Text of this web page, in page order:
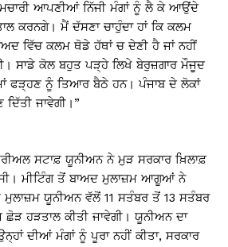
ਆਪਣੀਆਂ ਨਿੱਜੀ ਮੰਗਾਂ ਨੂੰ ਲੈ ਕੇ ਆਉਂਦੇ
ਕਰਨਗੇ। ਮੈਂ ਦੱਸਣਾ ਚਾਹੁੰਦਾ ਹਾਂ ਕਿ ਕਲਮ
ਵਿੱਚ ਕਲਮ ਥੋਡੇ ਹੱਥਾਂ ਚ ਦੇਣੀ ਹੈ ਜਾਂ ਨਹੀਂ
ਸਾਡੇ ਕੋਲ ਬਹੁਤ ਪੜ੍ਹੇ ਲਿਖੇ ਬੇਰੁਜ਼ਗਾਰ ਮੌਜੂਦ
ਫੜ੍ਹਣ ਨੂੰ ਤਿਆਰ ਬੈਠੇ ਹਨ। ਪੰਜਾਬ ਦੇ ਲੋਕਾਂ
ਜਾਵੇਗੀ।”
ਸਟਾਫ਼ ਯੂਨੀਅਨ ਨੇ ਮੁੜ ਸਰਕਾਰ ਖ਼ਿਲਾਫ਼
ਮੀਟਿੰਗ ਤੋਂ ਬਾਅਦ ਮੁਲਾਜ਼ਮ ਆਗੂਆਂ ਨੇ
ਮੁਲਾਜ਼ਮ ਯੂਨੀਅਨ ਵੱਲੋਂ 11 ਸਤੰਬਰ ਤੋਂ 13 ਸਤੰਬਰ
ਹੜਤਾਲ ਕੀਤੀ ਜਾਵੇਗੀ। ਯੂਨੀਅਨ ਦਾ
ਦੀਆਂ ਮੰਗਾਂ ਨੂੰ ਪੂਰਾ ਨਹੀਂ ਕੀਤਾ, ਸਰਕਾਰ